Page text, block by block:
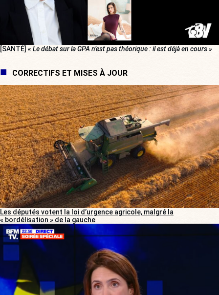
[SANTÉ] « Le débat sur la GPA n’est pas théorique : il est déjà en cours »
CORRECTIFS ET MISES À JOUR
Les députés votent la loi d’urgence agricole, malgré la
« bordélisation » de la gauche